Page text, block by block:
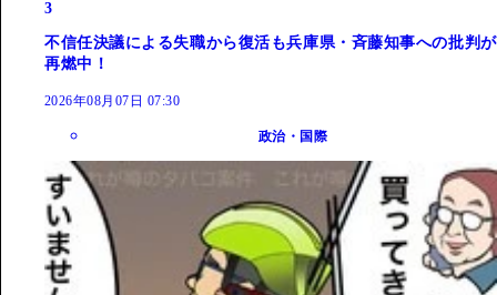
3
不信任決議による失職から復活も兵庫県・斉藤知事への批判が
再燃中！
2026年08月07日 07:30
政治・国際